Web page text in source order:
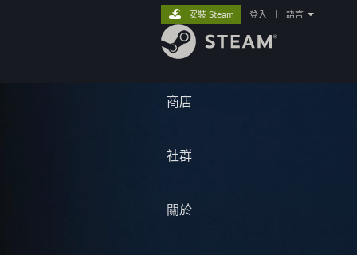
商店
社群
關於
安裝 Steam 登入 語言